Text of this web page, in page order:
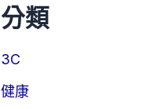
分類
3C
健康